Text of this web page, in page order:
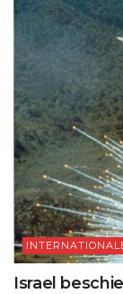
Israel